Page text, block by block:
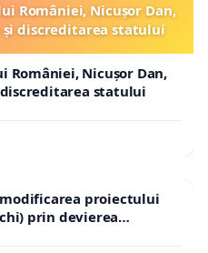
României, Nicușor Dan,
discreditarea statului
României, Nicușor Dan,
statului
proiectului
prin devierea